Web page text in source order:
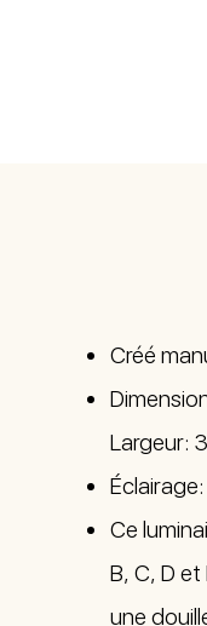
Créé
Largeur:
Ce
B, C, D
une